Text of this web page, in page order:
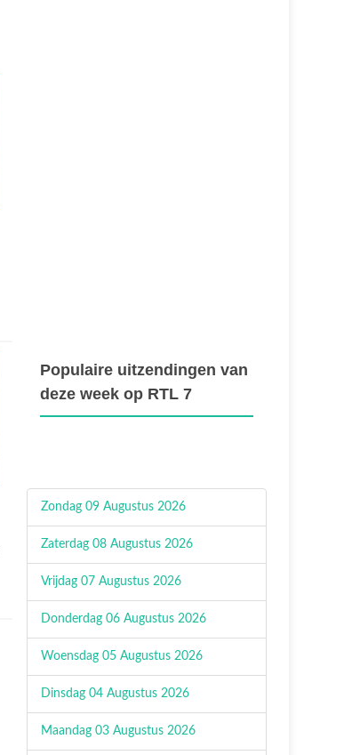
Populaire uitzendingen van
deze week op RTL 7
Zondag 09 Augustus 2026
Zaterdag 08 Augustus 2026
Vrijdag 07 Augustus 2026
Donderdag 06 Augustus 2026
Woensdag 05 Augustus 2026
Dinsdag 04 Augustus 2026
Maandag 03 Augustus 2026